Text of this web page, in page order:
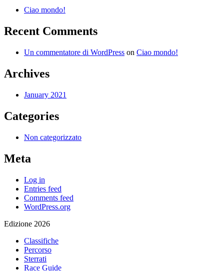
Ciao mondo!
Recent Comments
Un commentatore di WordPress on Ciao mondo!
Archives
January 2021
Categories
Non categorizzato
Meta
Log in
Entries feed
Comments feed
WordPress.org
Edizione 2026
Classifiche
Percorso
Sterrati
Race Guide